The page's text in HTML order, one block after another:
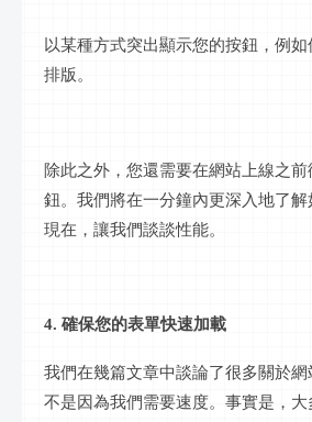
以某種方式突出顯示您的按鈕，例
排版。
除此之外，您還需要在網站上線之
鈕。我們將在一分鐘內更深入地了解
現在，讓我們談談性能。
4. 確保您的表單快速加載
我們在幾篇文章中談論了很多關於
不是因為我們需要速度。事實是，